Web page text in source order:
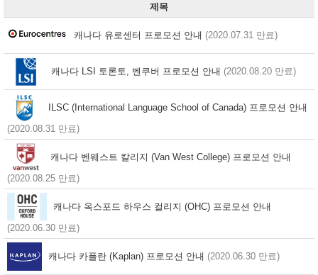
제목
캐나다 유로센터 프로모션 안내 (2020.07.31 만료)
캐나다 LSI 토론토, 벤쿠버 프로모션 안내 (2020.08.20 만료)
ILSC (International Language School of Canada) 프로모션 안내
(2020.08.31 만료)
캐나다 벤웨스트 칼리지 (Van West College) 프로모션 안내
(2020.08.25 만료)
캐나다 옥스포드 하우스 컬리지 (OHC) 프로모션 안내
(2020.06.30 만료)
캐나다 카플란 (Kaplan) 프로모션 안내 (2020.06.30 만료)